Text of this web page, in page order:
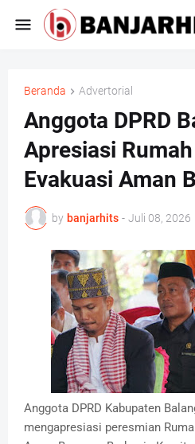
Beranda Advertorial
Anggota DPRD
Apresiasi
Evakuasi Aman
by banjarhits - Juli 08, 2026
Anggota DPRD Kabupaten
mengapresiasi peresmian